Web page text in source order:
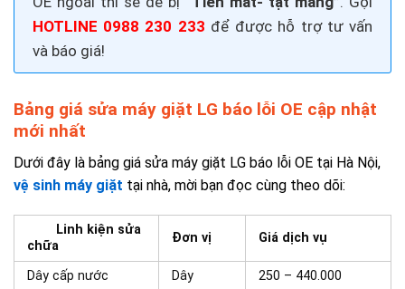
HOTLINE 0988 230 233 để được hỗ trợ tư vấn
và báo giá!
Bảng giá sửa máy giặt LG báo lỗi OE cập nhật
mới nhất
Dưới đây là bảng giá sửa máy giặt LG báo lỗi OE tại Hà Nội,
vệ sinh máy giặt tại nhà, mời bạn đọc cùng theo dõi:
Linh kiện sửa
chữa
Đơn vị Giá dịch vụ
Dây cấp nước Dây
250 – 440.000